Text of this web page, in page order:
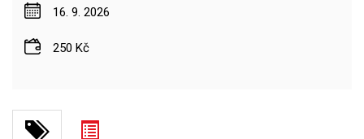
16. 9. 2026
250 Kč